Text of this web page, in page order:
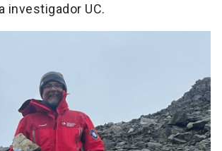
investigador UC.